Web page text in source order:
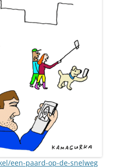
een-paard-op-de-snelweg